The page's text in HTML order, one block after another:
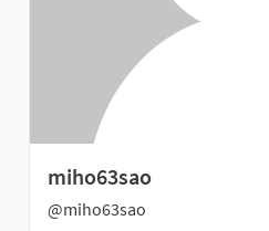
miho63sao
@miho63sao